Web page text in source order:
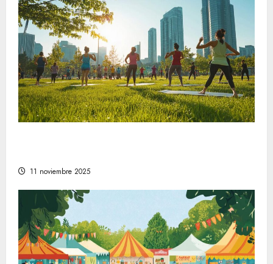
11 noviembre 2025